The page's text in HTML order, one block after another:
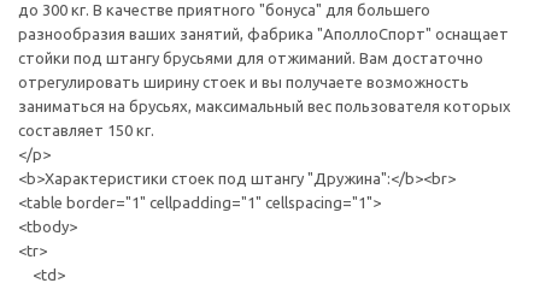
до 300 кг. В качестве приятного "бонуса" для большего
разнообразия ваших занятий, фабрика "АполлоСпорт" оснащает
стойки под штангу брусьями для отжиманий. Вам достаточно
отрегулировать ширину стоек и вы получаете возможность
заниматься на брусьях, максимальный вес пользователя которых
составляет 150 кг.
</p>
<b>Характеристики стоек под штангу "Дружина":</b><br>
<table border="1" cellpadding="1" cellspacing="1">
<tbody>
<tr>
<td>